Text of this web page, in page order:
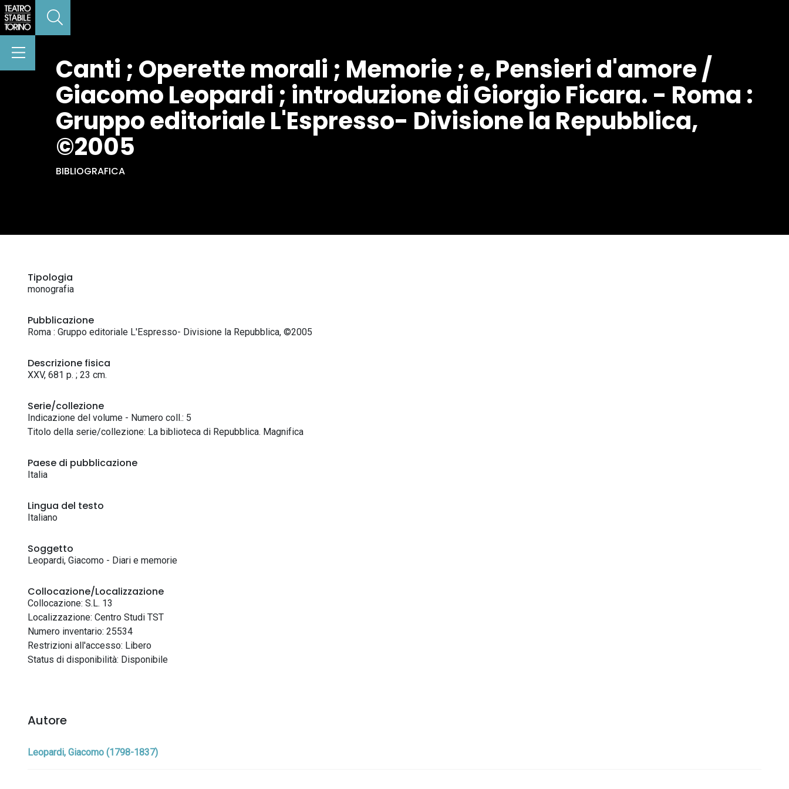
Canti ; Operette morali ; Memorie ; e, Pensieri d'amore /
Giacomo Leopardi ; introduzione di Giorgio Ficara. - Roma :
Gruppo editoriale L'Espresso- Divisione la Repubblica,
©2005
BIBLIOGRAFICA
Tipologia
monografia
Pubblicazione
Roma : Gruppo editoriale L'Espresso- Divisione la Repubblica, ©2005
Descrizione fisica
XXV, 681 p. ; 23 cm.
Serie/collezione
Indicazione del volume - Numero coll.: 5
Titolo della serie/collezione: La biblioteca di Repubblica. Magnifica
Paese di pubblicazione
Italia
Lingua del testo
Italiano
Soggetto
Leopardi, Giacomo - Diari e memorie
Collocazione/Localizzazione
Collocazione: S.L. 13
Localizzazione: Centro Studi TST
Numero inventario: 25534
Restrizioni all'accesso: Libero
Status di disponibilità: Disponibile
Autore
Leopardi, Giacomo (1798-1837)